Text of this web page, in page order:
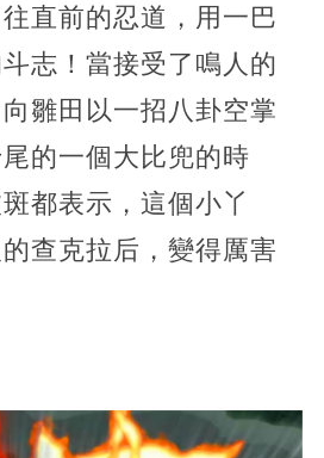
直前的忍道，用一巴
志！當接受了鳴人的
雛田以一招八卦空掌
的一個大比兜的時
都表示，這個小丫
查克拉后，變得厲害